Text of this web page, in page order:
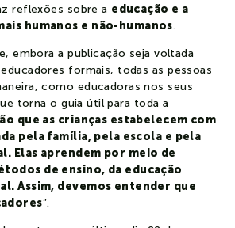
Notícias
Contato
Estudante
reflexões sobre a educação e a
humanos e não-humanos.
embora a publicação seja voltada
formais, todas as pessoas
como educadoras nos seus
torna o guia útil para toda a
que as crianças estabelecem com
pela família, pela escola e pela
Elas aprendem por meio de
de ensino, da educação
Assim, devemos entender que
”.